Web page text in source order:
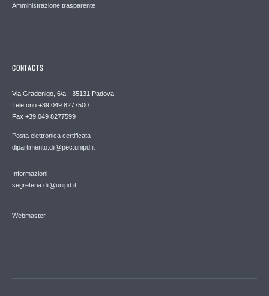
Amministrazione trasparente
CONTACTS
Via Gradenigo, 6/a - 35131 Padova
Telefono +39 049 8277500
Fax +39 049 8277599
Posta elettronica certificata
dipartimento.dii@pec.unipd.it
Informazioni
segreteria.dii@unipd.it
Webmaster